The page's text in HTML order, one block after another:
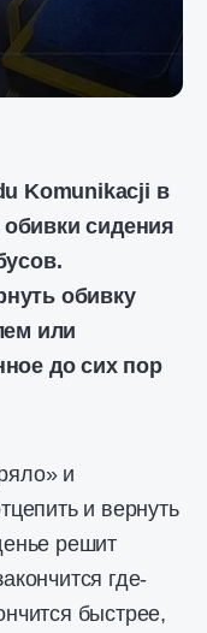
Komunikacji в
сидения
обивку
или
до сих пор
и
и вернуть
решит
где-
быстрее,